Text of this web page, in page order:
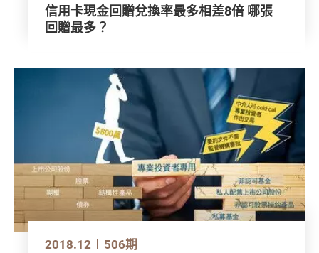
信用卡現金回贈兌換率最多相差8倍 哪張
回贈最多？
2018.12 506期